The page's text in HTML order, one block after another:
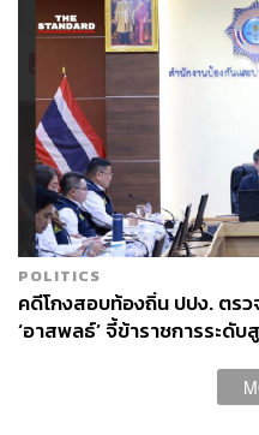
POLITICS
คดีโกงสอบท้องถิ่น ปปง. ตร
‘อาสพลธ์’ จี้ข้าราชการระดั